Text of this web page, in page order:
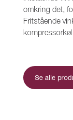
omkring det,
Fritstående
Se alle